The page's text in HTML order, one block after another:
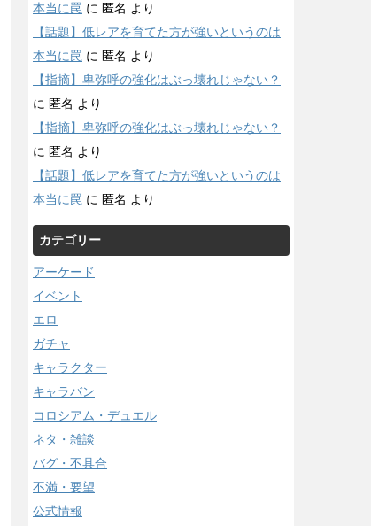
本当に罠 に 匿名 より
【話題】低レアを育てた方が強いというのは
本当に罠 に 匿名 より
【指摘】卑弥呼の強化はぶっ壊れじゃない？
に 匿名 より
【指摘】卑弥呼の強化はぶっ壊れじゃない？
に 匿名 より
【話題】低レアを育てた方が強いというのは
本当に罠 に 匿名 より
カテゴリー
アーケード
イベント
エロ
ガチャ
キャラクター
キャラバン
コロシアム・デュエル
ネタ・雑談
バグ・不具合
不満・要望
公式情報